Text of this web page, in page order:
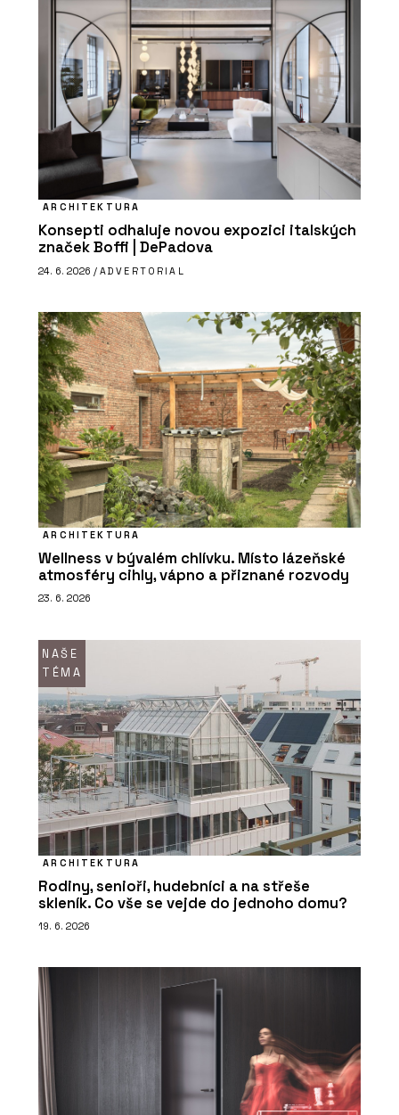
PRODUKTY
Interiérová klika MPK Impressa Switch
Lock - MP KOVÁNÍ
ARCHITEKTURA
Konsepti odhaluje novou expozici italských
značek Boffi | DePadova
24. 6. 2026 / ADVERTORIAL
ARCHITEKTURA
Wellness v bývalém chlívku. Místo lázeňské
atmosféry cihly, vápno a přiznané rozvody
23. 6. 2026
NAŠE
TÉMA
ARCHITEKTURA
Rodiny, senioři, hudebníci a na střeše
skleník. Co vše se vejde do jednoho domu?
19. 6. 2026